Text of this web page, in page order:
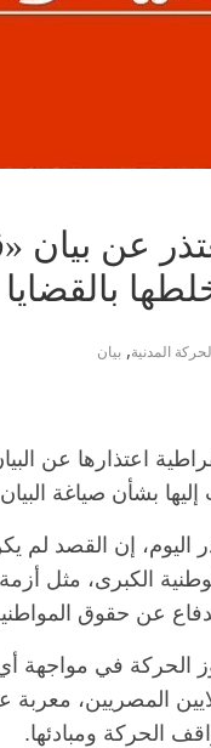
عن
المدنية, بيان
اعتذارها عن
إليها بشأن صياغة
اليوم، إن القصد
الكبرى، مثل
عن حقوق
في مواجهة
المصريين،
الحركة ومبادئها.